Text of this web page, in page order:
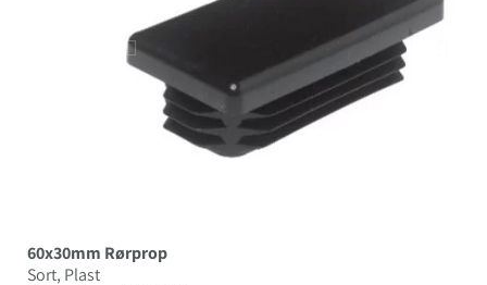
60x30mm Rørprop
Sort, Plast